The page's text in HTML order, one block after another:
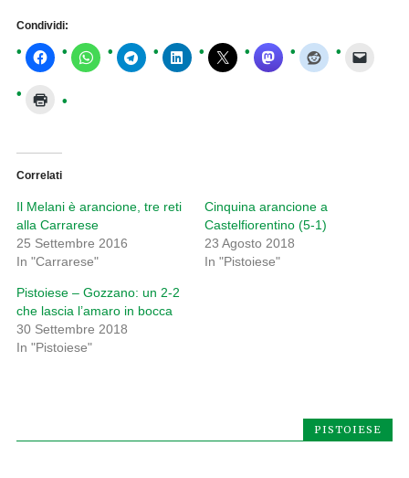
Condividi:
Correlati
Il Melani è arancione, tre reti
alla Carrarese
25 Settembre 2016
In "Carrarese"
Cinquina arancione a
Castelfiorentino (5-1)
23 Agosto 2018
In "Pistoiese"
Pistoiese – Gozzano: un 2-2
che lascia l’amaro in bocca
30 Settembre 2018
In "Pistoiese"
PISTOIESE